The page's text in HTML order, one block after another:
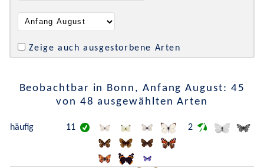
Zeige auch ausgestorbene Arten
Beobachtbar in Bonn, Anfang August: 45
von 48 ausgewählten Arten
häufig 11 2